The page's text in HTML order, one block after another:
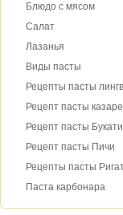
Блюдо с мясом
Салат
Лазанья
Виды пасты
Рецепты пасты
Рецепт пасты
Рецепт пасты
Рецепт пасты Пичи
Рецепты пасты
Паста карбонара